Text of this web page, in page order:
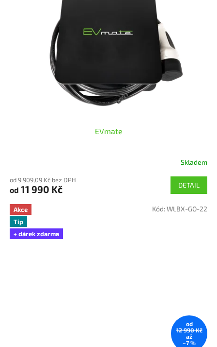
EVmate
Skladem
od 9 909,09 Kč bez DPH
od 11 990 Kč DETAIL
Akce
Tip
+ dárek zdarma
od
12 990 Kč
až
–7 %
Kód:WLBX-GO-22